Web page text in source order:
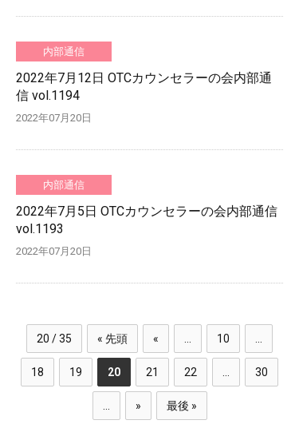
内部通信
2022年7月12日 OTCカウンセラーの会内部通
信 vol.1194
2022年07月20日
内部通信
2022年7月5日 OTCカウンセラーの会内部通信
vol.1193
2022年07月20日
20 / 35 « 先頭 « 10
18 19 20 21 22 30
» 最後 »